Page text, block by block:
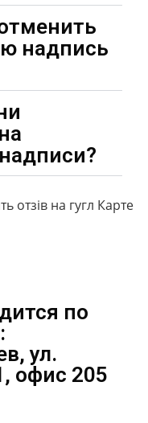
надпись
по
ул.
офис 205